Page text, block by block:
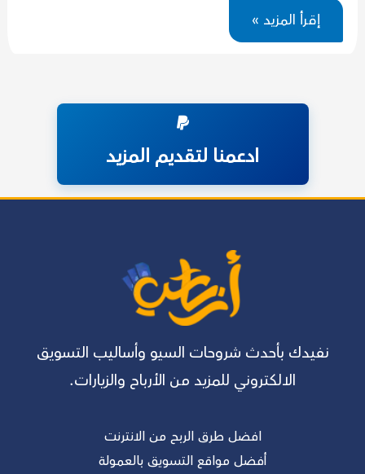
كيف
تكتب
مقال
إقرأ المزيد »
ادعمنا لتقديم المزيد
نفيدك بأحدث شروحات السيو وأساليب التسويق
الالكتروني للمزيد من الأرباح والزيارات.
افضل طرق الربح من الانترنت
أفضل مواقع التسويق بالعمولة